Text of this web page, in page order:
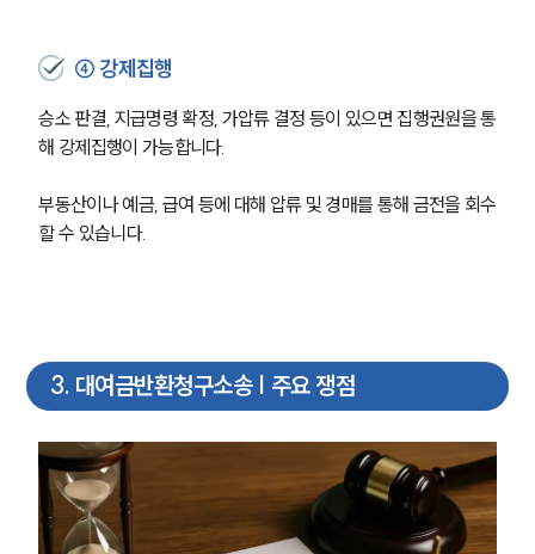
④ 강제집행
승소 판결, 지급명령 확정, 가압류 결정 등이 있으면 집행권원을 통
해 강제집행이 가능합니다.
부동산이나 예금, 급여 등에 대해 압류 및 경매를 통해 금전을 회수
할 수 있습니다.
3. 대여금반환청구소송 | 주요 쟁점